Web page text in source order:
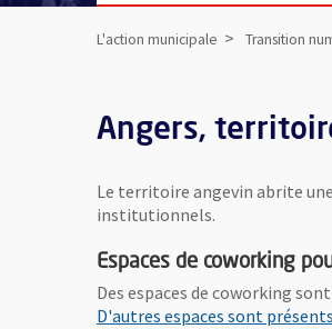
L'action municipale Transition
Angers,
Le territoire angevin abrite une
institutionnels.
Espaces de coworking
Des espaces de coworking
D'autres espaces sont